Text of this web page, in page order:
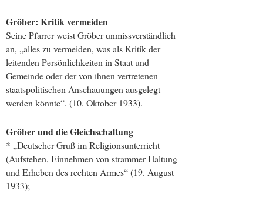
Gröber: Kritik vermeiden
Seine Pfarrer weist Gröber unmissverständlich
an, „alles zu vermeiden, was als Kritik der
leitenden Persönlichkeiten in Staat und
Gemeinde oder der von ihnen vertretenen
staatspolitischen Anschauungen ausgelegt
werden könnte“. (10. Oktober 1933).
Gröber und die Gleichschaltung
* „Deutscher Gruß im Religionsunterricht
(Aufstehen, Einnehmen von strammer Haltung
und Erheben des rechten Armes“ (19. August
1933);